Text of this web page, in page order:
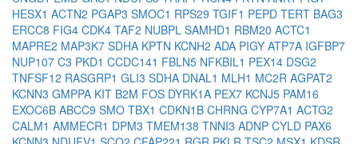
HESX1 ACTN2 PGAP3 SMOC1 RPS29 TGIF1 PEPD TERT BAG3
ERCC8 FIG4 CDK4 TAF2 NUBPL SAMHD1 RBM20 ACTC1
MAPRE2 MAP3K7 SDHA KPTN KCNH2 ADA PIGY ATP7A IGFBP7
NUP107 C3 PKD1 CCDC141 FBLN5 NFKBIL1 PEX14 DSG2
TNFSF12 RASGRP1 GLI3 SDHA DNAL1 MLH1 MC2R AGPAT2
KCNN3 GMPPA KIT B2M FOS DYRK1A PEX7 KCNJ5 PAM16
EXOC6B ABCC9 SMO TBX1 CDKN1B CHRNG CYP7A1 ACTG2
CALM1 AMMECR1 DPM3 TMEM138 TNNI3 ADNP CYLD PAX6